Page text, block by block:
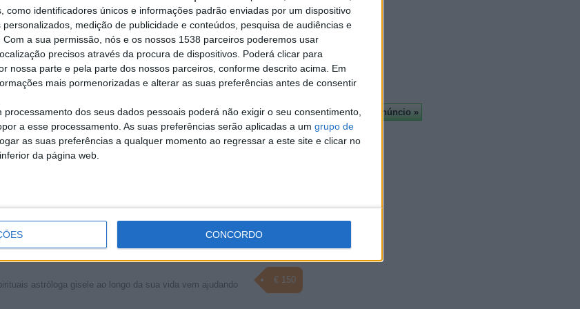
como identificadores únicos e informações padrão enviadas por um dispositivo
medição de publicidade e conteúdos, pesquisa de audiências e
Com a sua permissão, nós e os nossos 1538 parceiros poderemos usar
precisos através da procura de dispositivos. Poderá clicar para
nossa parte e pela parte dos nossos parceiros, conforme descrito acima. Em
mais pormenorizadas e alterar as suas preferências antes de consentir
dos seus dados pessoais poderá não exigir o seu consentimento,
a esse processamento. As suas preferências serão aplicadas a um grupo de
as suas preferências a qualquer momento ao regressar a este site e clicar no
da página web.
CONCORDO
sofre ou tem problemas como: _ problema de saúde _
€ 150
astróloga gisele ao longo da sua vida vem ajudando
Almada
À cruz
Mais